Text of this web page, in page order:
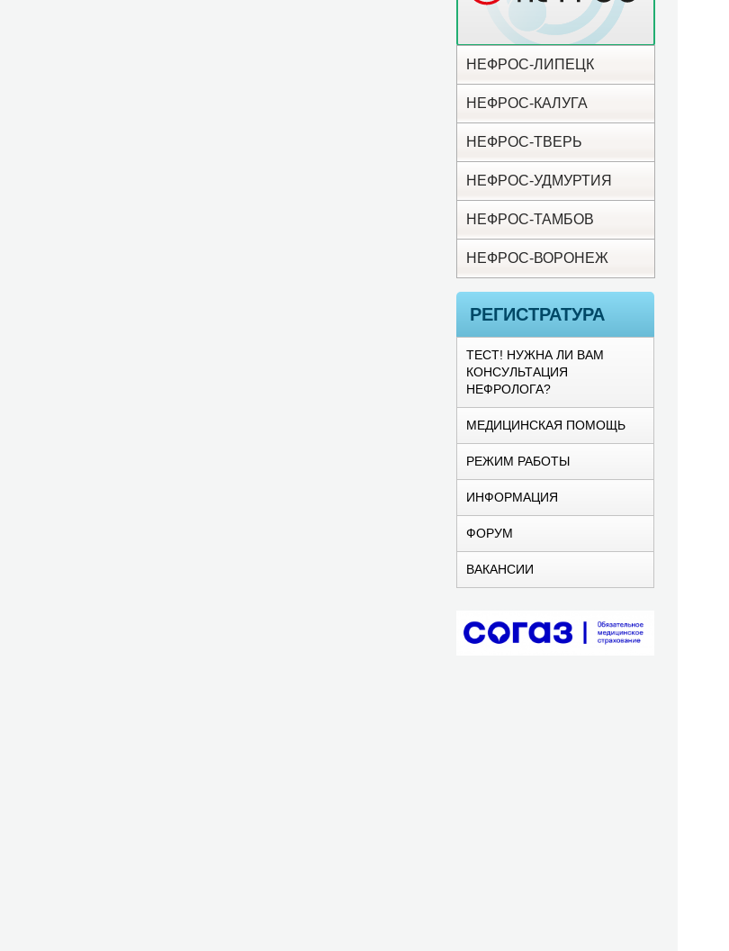
НЕФРОС-ЛИПЕЦК
НЕФРОС-КАЛУГА
НЕФРОС-ТВЕРЬ
НЕФРОС-УДМУРТИЯ
НЕФРОС-ТАМБОВ
НЕФРОС-ВОРОНЕЖ
РЕГИСТРАТУРА
ТЕСТ! НУЖНА ЛИ ВАМ
КОНСУЛЬТАЦИЯ
НЕФРОЛОГА?
МЕДИЦИНСКАЯ ПОМОЩЬ
РЕЖИМ РАБОТЫ
ИНФОРМАЦИЯ
ФОРУМ
ВАКАНСИИ